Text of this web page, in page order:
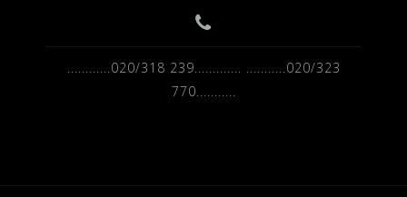
............020/318 239............. ...........020/323
770...........